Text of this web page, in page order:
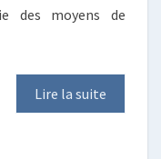
des moyens de
Lire la suite